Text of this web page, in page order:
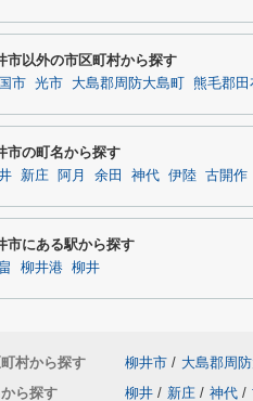
市以外の市区町村から探す
市 光市 大島郡周防大島町 熊毛郡田
市の町名から探す
新庄 阿月 余田 神代 伊陸 古開作
市にある駅から探す
柳井港 柳井
村から探す 柳井市 / 大島郡周
ら探す
柳井 / 新庄 / 神代 /